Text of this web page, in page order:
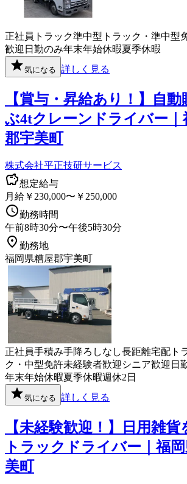
正社員 トラック準中型トラック・準中型
歓迎 日勤のみ年末年始休暇夏季休暇
気になる 詳しく見る
【賞与・昇給あり！】自
ぶ4tクレーンドライバー｜
郡宇美町
株式会社平正技研サービス
想定給与
月給￥230,000〜￥250,000
勤務時間
午前8時30分〜午後5時30分
勤務地
福岡県糟屋郡宇美町
正社員手積み手降ろしなし長距離宅配 ト
ク・中型免許未経験者歓迎 シニア歓迎 日
年末年始休暇夏季休暇週休2日
気になる 詳しく見る
【未経験歓迎！】日用雑
トラックドライバー｜福
美町